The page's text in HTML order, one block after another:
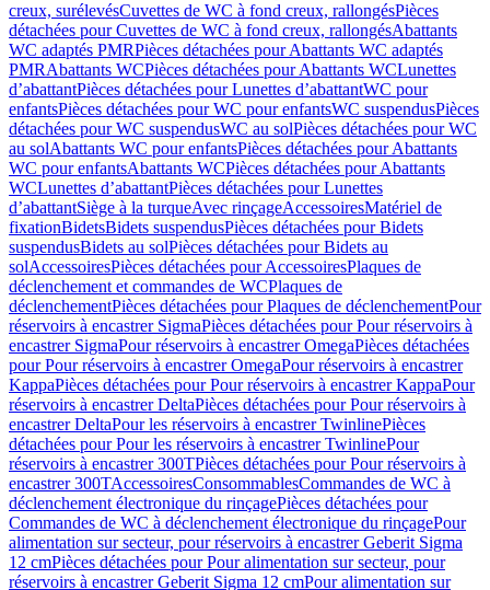
creux, surélevésCuvettes de WC à fond creux, rallongésPièces
détachées pour Cuvettes de WC à fond creux, rallongésAbattants
WC adaptés PMRPièces détachées pour Abattants WC adaptés
PMRAbattants WCPièces détachées pour Abattants WCLunettes
d’abattantPièces détachées pour Lunettes d’abattantWC pour
enfantsPièces détachées pour WC pour enfantsWC suspendusPièces
détachées pour WC suspendusWC au solPièces détachées pour WC
au solAbattants WC pour enfantsPièces détachées pour Abattants
WC pour enfantsAbattants WCPièces détachées pour Abattants
WCLunettes d’abattantPièces détachées pour Lunettes
d’abattantSiège à la turqueAvec rinçageAccessoiresMatériel de
fixationBidetsBidets suspendusPièces détachées pour Bidets
suspendusBidets au solPièces détachées pour Bidets au
solAccessoiresPièces détachées pour AccessoiresPlaques de
déclenchement et commandes de WCPlaques de
déclenchementPièces détachées pour Plaques de déclenchementPour
réservoirs à encastrer SigmaPièces détachées pour Pour réservoirs à
encastrer SigmaPour réservoirs à encastrer OmegaPièces détachées
pour Pour réservoirs à encastrer OmegaPour réservoirs à encastrer
KappaPièces détachées pour Pour réservoirs à encastrer KappaPour
réservoirs à encastrer DeltaPièces détachées pour Pour réservoirs à
encastrer DeltaPour les réservoirs à encastrer TwinlinePièces
détachées pour Pour les réservoirs à encastrer TwinlinePour
réservoirs à encastrer 300TPièces détachées pour Pour réservoirs à
encastrer 300TAccessoiresConsommablesCommandes de WC à
déclenchement électronique du rinçagePièces détachées pour
Commandes de WC à déclenchement électronique du rinçagePour
alimentation sur secteur, pour réservoirs à encastrer Geberit Sigma
12 cmPièces détachées pour Pour alimentation sur secteur, pour
réservoirs à encastrer Geberit Sigma 12 cmPour alimentation sur